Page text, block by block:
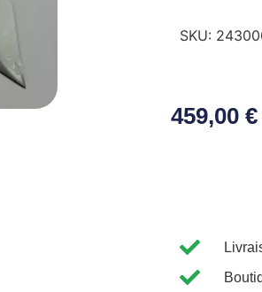
SKU:
459,00 €